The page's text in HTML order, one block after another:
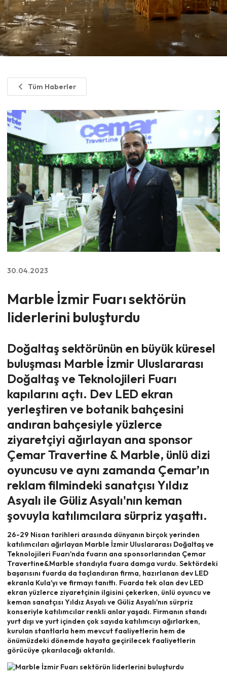
Tüm Haberler
30.04.2023
Marble İzmir Fuarı sektörün
liderlerini buluşturdu
Doğaltaş sektörünün en büyük küresel
buluşması Marble İzmir Uluslararası
Doğaltaş ve Teknolojileri Fuarı
kapılarını açtı. Dev LED ekran
yerleştiren ve botanik bahçesini
andıran bahçesiyle yüzlerce
ziyaretçiyi ağırlayan ana sponsor
Çemar Travertine & Marble, ünlü dizi
oyuncusu ve aynı zamanda Çemar’ın
reklam filmindeki sanatçısı Yıldız
Asyalı ile Güliz Asyalı'nın keman
şovuyla katılımcılara sürpriz yaşattı.
26-29 Nisan tarihleri arasında dünyanın birçok yerinden
katılımcıları ağırlayan Marble İzmir Uluslararası Doğaltaş ve
Teknolojileri Fuarı'nda fuarın ana sponsorlarından Çemar
Travertine&Marble standıyla fuara damga vurdu. Sektördeki
başarısını fuarda da taçlandıran firma, hazırlanan dev LED
ekranla Kula'yı ve firmayı tanıttı. Fuarda tek olan dev LED
ekran yüzlerce ziyaretçinin ilgisini çekerken, ünlü oyuncu ve
keman sanatçısı Yıldız Asyalı ve Güliz Asyalı'nın sürpriz
konseriyle katılımcılar renkli anlar yaşadı. Firmanın standı
yurt dışı ve yurt içinden çok sayıda katılımcıyı ağırlarken,
kurulan stantlarla hem mevcut faaliyetlerin hem de
önümüzdeki dönemde hayata geçirilecek faaliyetlerin
görücüye çıkarılacağı aktarıldı.